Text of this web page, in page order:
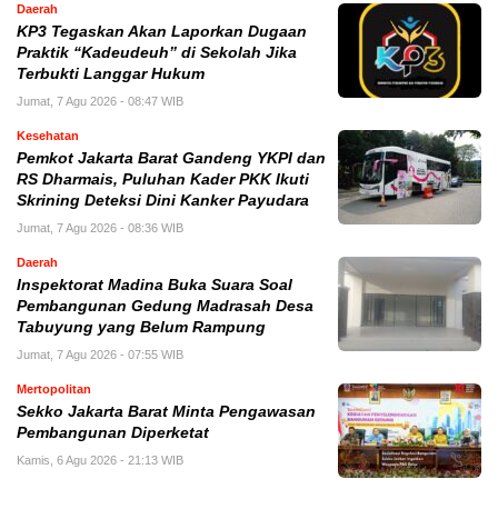
Daerah
KP3 Tegaskan Akan Laporkan Dugaan
Praktik “Kadeudeuh” di Sekolah Jika
Terbukti Langgar Hukum
Jumat, 7 Agu 2026 - 08:47 WIB
Kesehatan
Pemkot Jakarta Barat Gandeng YKPI dan
RS Dharmais, Puluhan Kader PKK Ikuti
Skrining Deteksi Dini Kanker Payudara
Jumat, 7 Agu 2026 - 08:36 WIB
Daerah
Inspektorat Madina Buka Suara Soal
Pembangunan Gedung Madrasah Desa
Tabuyung yang Belum Rampung
Jumat, 7 Agu 2026 - 07:55 WIB
Mertopolitan
Sekko Jakarta Barat Minta Pengawasan
Pembangunan Diperketat
Kamis, 6 Agu 2026 - 21:13 WIB